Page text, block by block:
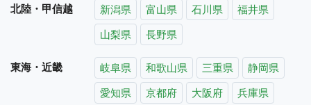
北陸・甲信越 新潟県 富山県 石川県
福井県
山梨県
長野県
東海・近畿 岐阜県 和歌山県 三重県
静岡県
愛知県
京都府 大阪府
兵庫県